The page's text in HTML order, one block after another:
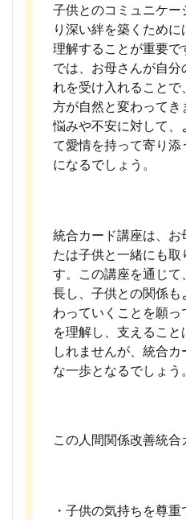
子供とのコミュニケー
り深い絆を築くため
理解することが重要で
では、お母さんが自
れを受け入れることで
方が自然と変わってき
悩みや不安に対して、
て愛情を持って寄り添
になるでしょう。
統合カード講座は、お
たは子供と一緒にも取
す。この講座を通じ
長し、子供との関係
わっていくことを願
を理解し、支えるこ
しれませんが、統合
な一歩となるでしょう。
この人間関係改善統合
・子供の気持ちを尊